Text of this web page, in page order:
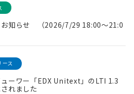
お知らせ （2026/7/29 18:00～21:0
ース
ーワー「EDX Unitext」のLTI 1.3
れました